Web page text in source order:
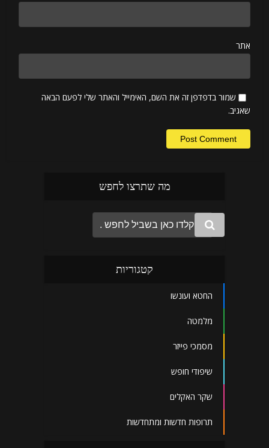
אתר
שמור בדפדפן זה את השם, האימייל והאתר שלי לפעם הבאה
שאגיב.
מה שתרצו לחפש
קטגוריות
החטא ועונשו
מלמטה
מסמכי פייזר
שיפודי חופש
שקר האקלים
תרופות חדשות ומתחדשות